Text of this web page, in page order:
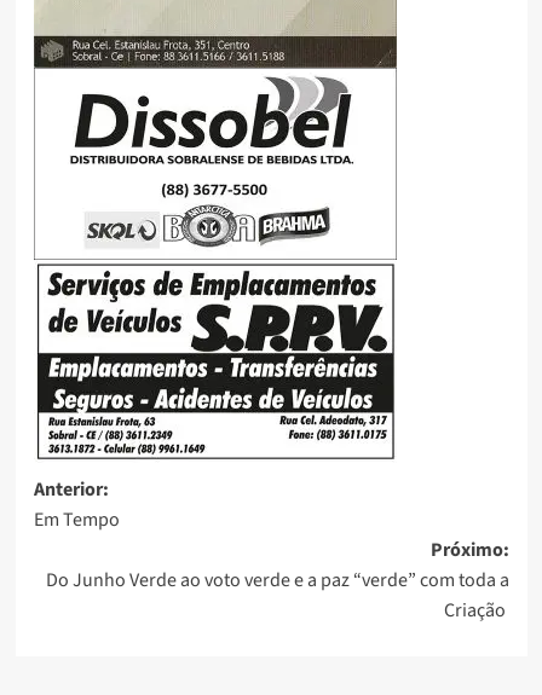
Anterior:
Em Tempo
Próximo:
Do Junho Verde ao voto verde e a paz “verde” com toda a
Criação